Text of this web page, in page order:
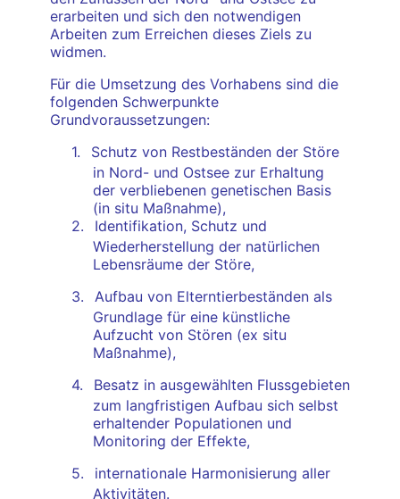
erarbeiten und sich den notwendigen
Arbeiten zum Erreichen dieses Ziels zu
widmen.
Für die Umsetzung des Vorhabens sind die
folgenden Schwerpunkte
Grundvoraussetzungen:
1.
Schutz von Restbeständen der Störe
in Nord- und Ostsee zur Erhaltung
der verbliebenen genetischen Basis
(in situ Maßnahme),
2.
Identifikation, Schutz und
Wiederherstellung der natürlichen
Lebensräume der Störe,
3.
Aufbau von Elterntierbeständen als
Grundlage für eine künstliche
Aufzucht von Stören (ex situ
Maßnahme),
4.
Besatz in ausgewählten Flussgebieten
zum langfristigen Aufbau sich selbst
erhaltender Populationen und
Monitoring der Effekte,
5.
internationale Harmonisierung aller
Aktivitäten.